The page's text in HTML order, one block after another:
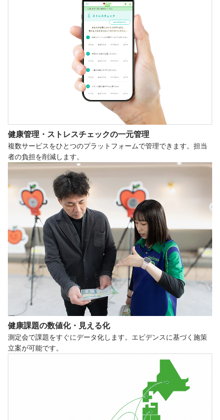
健康管理・ストレスチェックの一元管理
複数サービスをひとつのプラットフォームで管理できます。担当
者の負担を削減します。
健康課題の数値化・見える化
測定会で課題をすぐにデータ化します。エビデンスに基づく施策
立案が可能です。